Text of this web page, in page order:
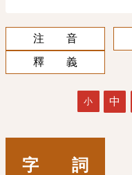
注 音
釋 義
小 中
字 詞